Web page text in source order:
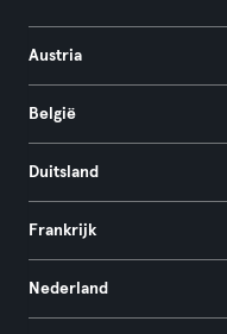
Austria
België
Duitsland
Frankrijk
Nederland